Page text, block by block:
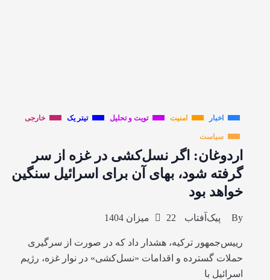
اخبار امنیت تویت و تحلیل تیتر یک خارجی
سیاست
اردوغان: اگر نسل‌کشی در غزه از سر
گرفته شود، بهای آن برای اسرائیل سنگین
خواهد بود
By پیک‌آفتاب 22 میزان 1404
رییس‌جمهور ترکیه، هشدار داد که در صورت از سرگیری
حملات گسترده و اقدامات «نسل‌کشی» در نوار غزه، رژیم
اسرائیل با